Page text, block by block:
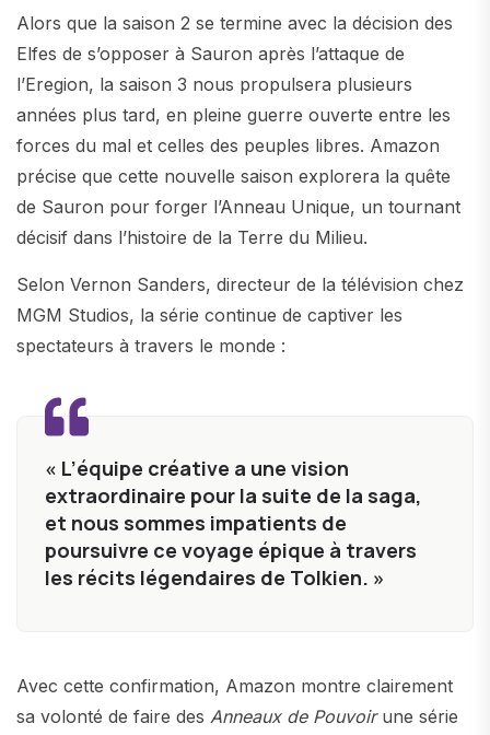
Alors que la saison 2 se termine avec la décision des
Elfes de s’opposer à Sauron après l’attaque de
l’Eregion, la saison 3 nous propulsera plusieurs
années plus tard, en pleine guerre ouverte entre les
forces du mal et celles des peuples libres. Amazon
précise que cette nouvelle saison explorera la quête
de Sauron pour forger l’Anneau Unique, un tournant
décisif dans l’histoire de la Terre du Milieu.
Selon Vernon Sanders, directeur de la télévision chez
MGM Studios, la série continue de captiver les
spectateurs à travers le monde :
« L’équipe créative a une vision
extraordinaire pour la suite de la saga,
et nous sommes impatients de
poursuivre ce voyage épique à travers
les récits légendaires de Tolkien. »
Avec cette confirmation, Amazon montre clairement
sa volonté de faire des Anneaux de Pouvoirune série